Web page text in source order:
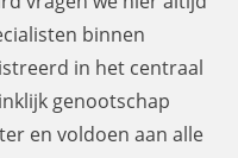
binnen
in het centraal
genootschap
en voldoen aan alle